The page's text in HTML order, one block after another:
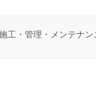
工・管理・メンテナ